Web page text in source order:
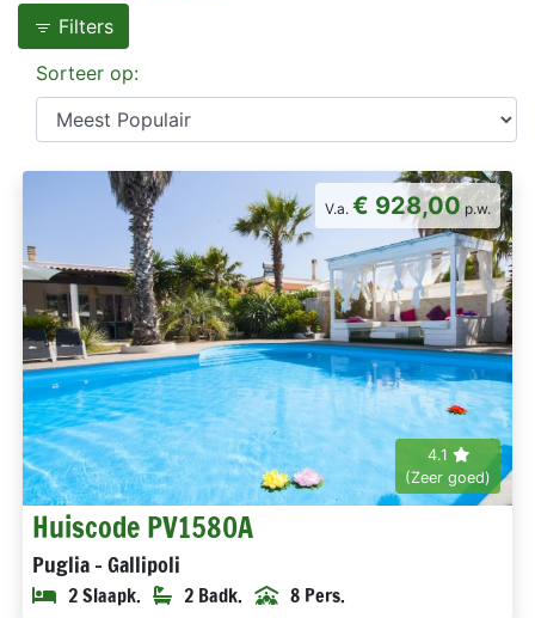
Filters
Sorteer op:
V.a. € 928,00 p.w.
4.1
(Zeer goed)
Huiscode PV1580A
Puglia - Gallipoli
2 Slaapk. 2 Badk. 8 Pers.